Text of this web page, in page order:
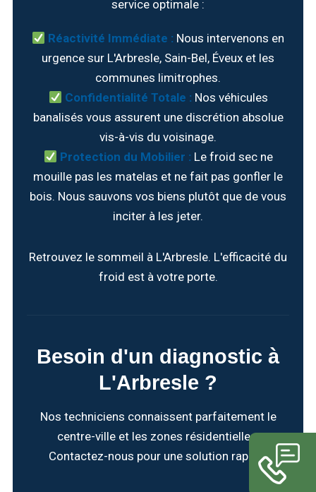
service optimale :
Réactivité Immédiate : Nous intervenons en
urgence sur L'Arbresle, Sain-Bel, Éveux et les
communes limitrophes.
Confidentialité Totale : Nos véhicules
banalisés vous assurent une discrétion absolue
vis-à-vis du voisinage.
Protection du Mobilier : Le froid sec ne
mouille pas les matelas et ne fait pas gonfler le
bois. Nous sauvons vos biens plutôt que de vous
inciter à les jeter.
Retrouvez le sommeil à L'Arbresle. L'efficacité du
froid est à votre porte.
Besoin d'un diagnostic à
L'Arbresle ?
Nos techniciens connaissent parfaitement le
centre-ville et les zones résidentielles.
Contactez-nous pour une solution rapide.